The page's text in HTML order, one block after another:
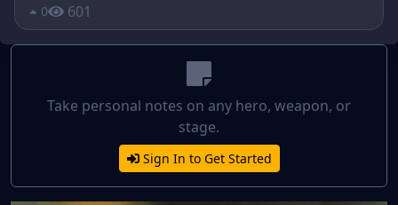
0 601
Take personal notes on any hero, weapon, or
stage.
Sign In to Get Started